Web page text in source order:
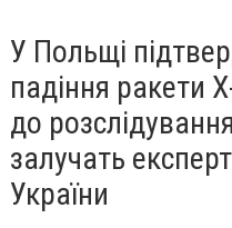
У Польщі
падіння ракети
до розслідування
залучать
України